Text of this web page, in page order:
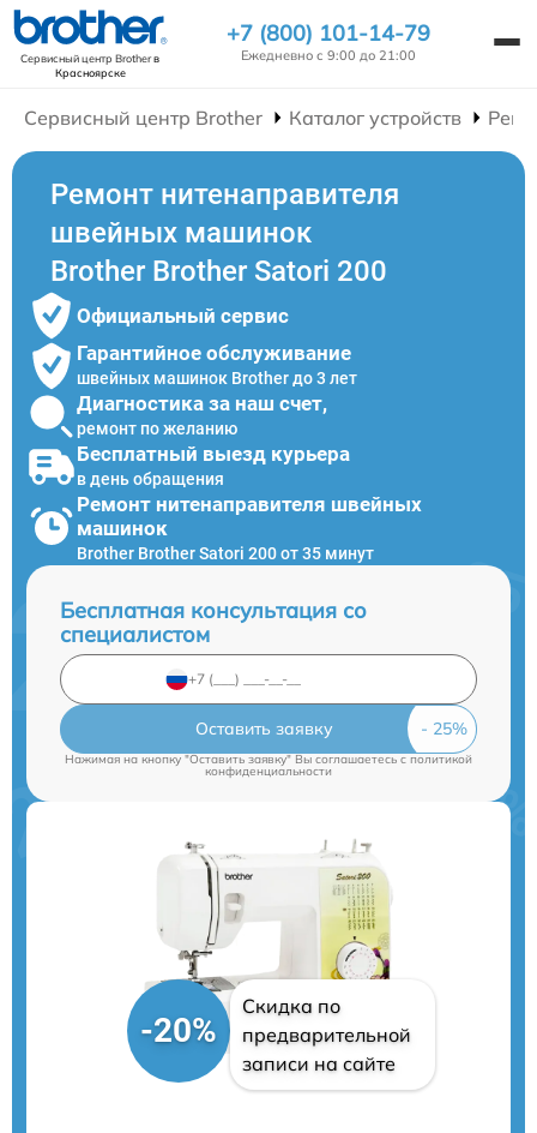
Сервисный центр Brotherв
Красноярске
+7 (800) 101-14-79
Ежедневно с 9:00 до 21:00
Сервисный центр Brother Каталог устройств
Ремонт нитенаправителя
швейных машинок
Brother Brother Satori 200
Официальный сервис
Гарантийное обслуживание
швейных машинок Brother до 3 лет
Диагностика за наш счет,
ремонт по желанию
Бесплатный выезд курьера
в день обращения
Ремонт нитенаправителя швейных
машинок
Brother Brother Satori 200 от 35 минут
Бесплатная консультация со
специалистом
Оставить заявку
Нажимая на кнопку "Оставить заявку" Вы соглашаетесь cполитикой
конфиденциальности
-20%
Скидка по
предварительной
записи на сайте